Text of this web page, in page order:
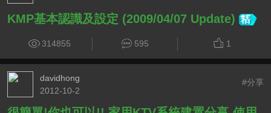
KMP基本認識及設定 (2009/04/07 Update)
314855 595 1
davidhong
2012-10-2
#分享